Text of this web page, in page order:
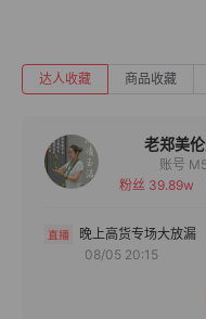
达人收藏 商品收藏
老郑美
备
分
账
粉丝 39.89w
晚上高货专场大放漏
08/05 20:15